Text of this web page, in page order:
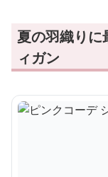
夏の羽織りに
ィガン